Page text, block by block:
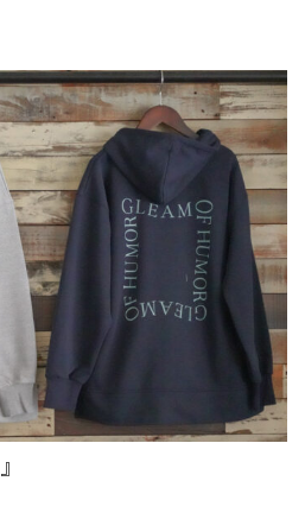
』